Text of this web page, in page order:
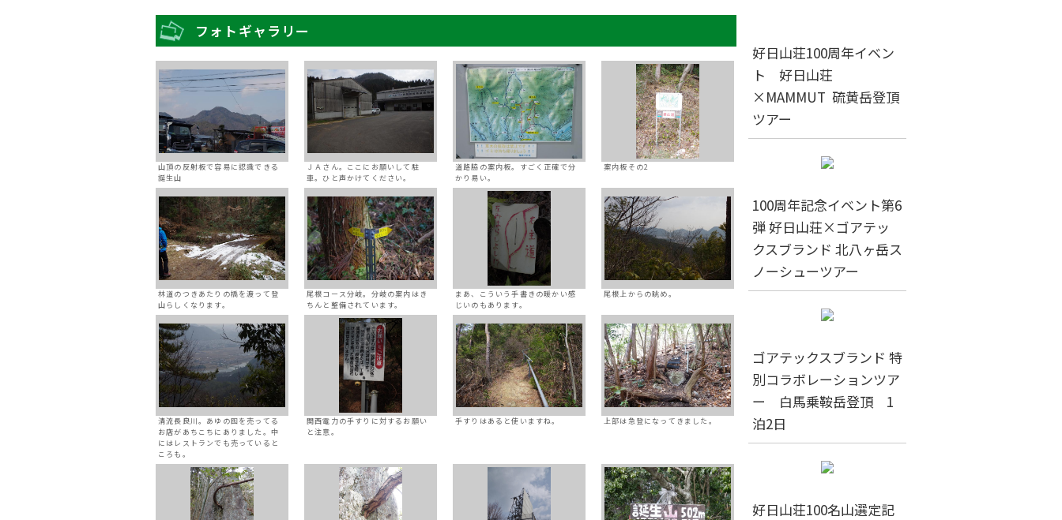
フォトギャラリー
山頂の反射板で容易に認識できる
誕生山
ＪＡさん。ここにお願いして駐
車。ひと声かけてください。
道路脇の案内板。すごく正確で分
かり易い。
案内板その2
林道のつきあたりの橋を渡って登
山らしくなります。
尾根コース分岐。分岐の案内はき
ちんと整備されています。
まあ、こういう手書きの暖かい感
じいのもあります。
尾根上からの眺め。
清流長良川。あゆの囮を売ってる
お店があちこちにありました。中
にはレストランでも売っていると
ころも。
関西電力の手すりに対するお願い
と注意。
手すりはあると使いますね。 上部は急登になってきました。
好日山荘100周年イベン
ト 好日山荘
×MAMMUT 硫黄岳登頂
ツアー
100周年記念イベント第6
弾 好日山荘×ゴアテッ
クスブランド 北八ヶ岳ス
ノーシューツアー
ゴアテックスブランド 特
別コラボレーションツア
ー 白馬乗鞍岳登頂 1
泊2日
好日山荘100名山選定記